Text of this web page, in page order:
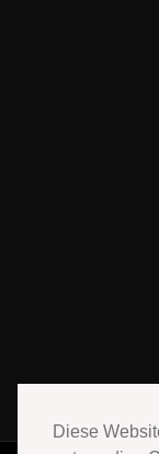
Diese